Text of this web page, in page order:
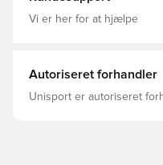
Vi er her for at hjælpe
Autoriseret forhandler
Unisport er autoriseret